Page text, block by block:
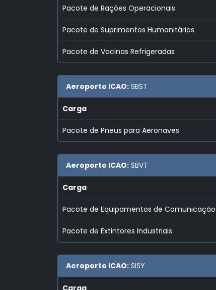
Pacote de Rações Operacionais
Pacote de Suprimentos Humanitários
Pacote de Vacinas Refrigeradas
Aeroporto ICAO: SBST
Carga
Pacote de Pneus para Aeronaves
Aeroporto ICAO: SBVT
Carga
Pacote de Equipamentos de Comunicação
Pacote de Extintores Industriais
Aeroporto ICAO: SISY
Carga